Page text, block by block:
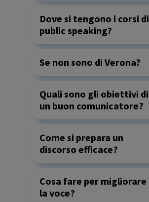
Dove si tengono i corsi di
public speaking?
Se non sono di Verona?
Quali sono gli obiettivi di
un buon comunicatore?
Come si prepara un
discorso efficace?
Cosa fare per migliorare
la voce?